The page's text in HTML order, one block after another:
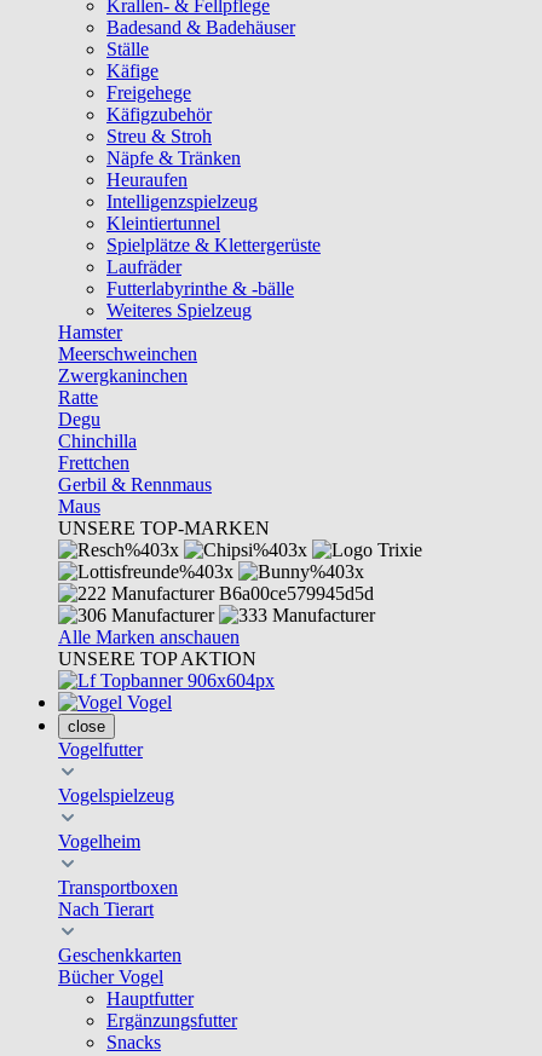
Krallen- & Fellpflege
Badesand & Badehäuser
Ställe
Käfige
Freigehege
Käfigzubehör
Streu & Stroh
Näpfe & Tränken
Heuraufen
Intelligenzspielzeug
Kleintiertunnel
Spielplätze & Klettergerüste
Laufräder
Futterlabyrinthe & -bälle
Weiteres Spielzeug
Hamster
Meerschweinchen
Zwergkaninchen
Ratte
Degu
Chinchilla
Frettchen
Gerbil & Rennmaus
Maus
UNSERE TOP-MARKEN
Alle Marken anschauen
UNSERE TOP AKTION
Vogel
close
Vogelfutter
Vogelspielzeug
Vogelheim
Transportboxen
Nach Tierart
Geschenkkarten
Bücher Vogel
Hauptfutter
Ergänzungsfutter
Snacks